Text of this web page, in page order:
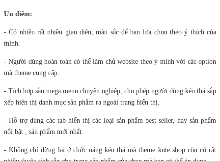
Ưu điểm:
- Có nhiều rất nhiều giao diện, màu sắc để bạn lựa chọn theo ý thích của
mình.
- Người dùng hoàn toàn có thể làm chủ website theo ý mình với các option
mà theme cung cấp.
- Tích hợp sẵn mega menu chuyên nghiệp, cho phép người dùng kéo thả sắp
xếp hiện thị danh mục sản phẩm ra ngoài trang hiển thị.
- Hỗ trợ dùng các tab hiển thị các loại sản phẩm best seller, hay sản phẩm
nổi bật , sản phẩm mới nhất.
- Không chỉ dừng lại ở chức năng kéo thả mà theme kute shop còn có rất